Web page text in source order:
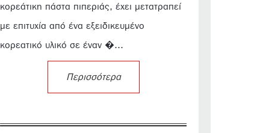
κορεάτικη πάστα πιπεριάς, έχει μετατραπεί
με επιτυχία από ένα εξειδικευμένο
κορεατικό υλικό σε έναν �...
Περισσότερα